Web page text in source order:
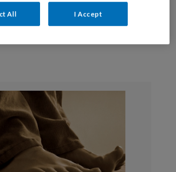
Webredactie
All I Accept